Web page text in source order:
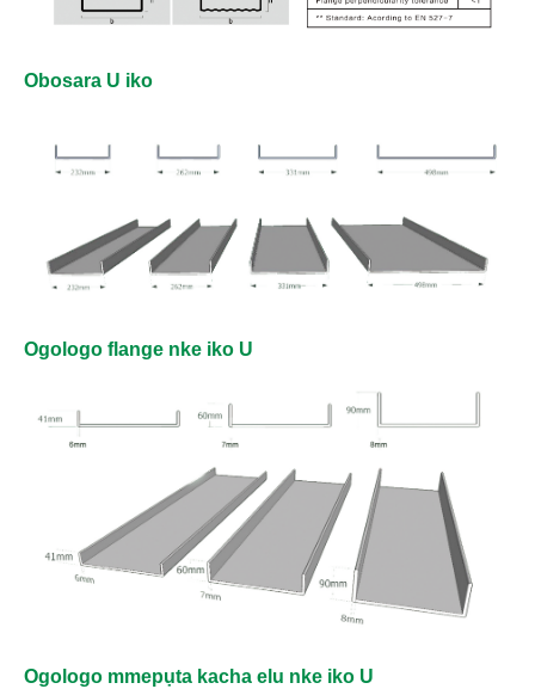
Obosara U iko
Ogologo flange nke iko U
Ogologo mmepụta kacha elu nke iko U